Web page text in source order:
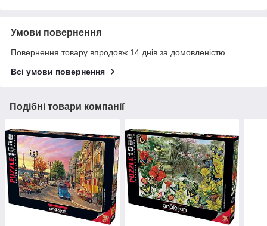
Умови повернення
Повернення товару впродовж 14 днів за домовленістю
Всі умови повернення
Подібні товари компанії